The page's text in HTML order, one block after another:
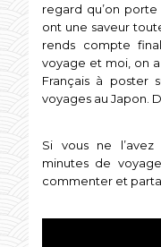
regard qu’on porte
ont une saveur
rends compte
voyage et moi, on
Français à poster
voyages au Japon.
Si vous ne
minutes de
commenter et